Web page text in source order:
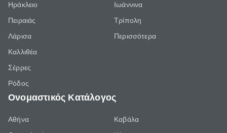
Ηράκλειο
Πειραιάς
Λάρισα
Καλλιθέα
Σέρρες
Ρόδος
Ιωάννινα
Τρίπολη
Περισσότερα
Ονομαστικός Κατάλογος
Αθήνα
Καβάλα